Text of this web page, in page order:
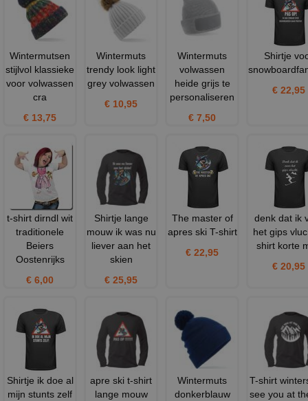
Wintermutsen
stijlvol klassieke
voor volwassen
cra
€ 13,75
Wintermuts
trendy look light
grey volwassen
€ 10,95
Wintermuts
volwassen
heide grijs te
personaliseren
€ 7,50
Shirtje
€ 22,95
t-shirt dirndl wit
traditionele
Beiers
Oostenrijks
€ 6,00
Shirtje lange
mouw ik was nu
liever aan het
skien
€ 25,95
The master of
apres ski T-shirt
€ 22,95
denk dat ik
het gips
shirt korte
€ 20,95
Shirtje ik doe al
mijn stunts zelf
apre ski t-shirt
lange mouw
Wintermuts
donkerblauw
T-shirt
see you at